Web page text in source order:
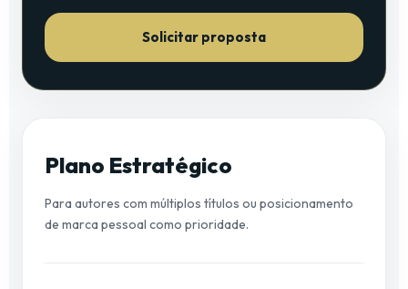
Solicitar proposta
Plano Estratégico
Para autores com múltiplos títulos ou posicionamento
de marca pessoal como prioridade.